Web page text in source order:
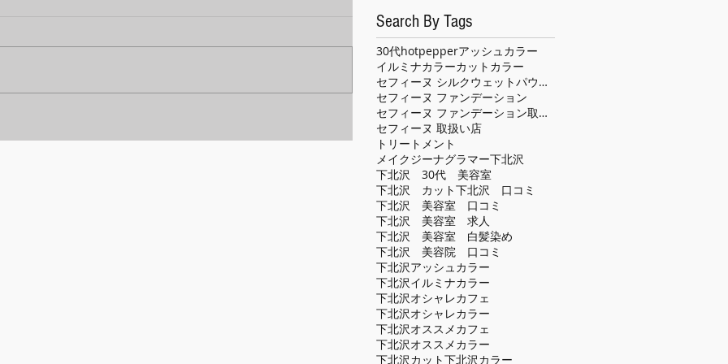
Search By Tags
30代hotpepperアッシュカラー
イルミナカラーカット カラー
セフィーヌ シルクウェットパウダー
セフィーヌ ファンデーション
セフィーヌ ファンデーション取扱い店
セフィーヌ 取扱い店
トリートメント
メイクジーナグラマー下北沢
下北沢 30代 美容室
下北沢 カット下北沢 口コミ
下北沢 美容室 口コミ
下北沢 美容室 求人
下北沢 美容室 白髪染め
下北沢 美容院 口コミ
下北沢アッシュカラー
下北沢イルミナカラー
下北沢オシャレカフェ
下北沢オシャレカラー
下北沢オススメカフェ
下北沢オススメカラー
下北沢カット下北沢カラー